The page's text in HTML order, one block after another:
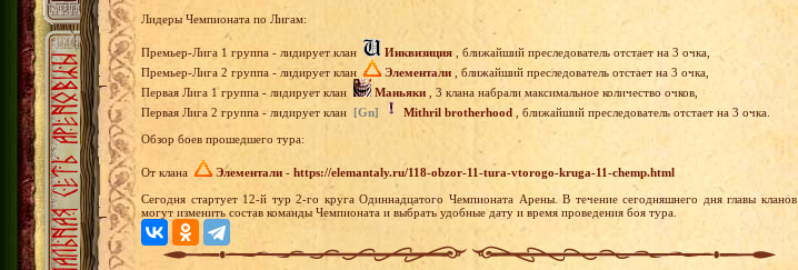
Лидеры Чемпионата по Лигам:
Премьер-Лига 1 группа - лидирует клан Инквизиция , ближайший преследователь отстает на 3 очка,
Премьер-Лига 2 группа - лидирует клан
Элементали , ближайший преследователь отстает на 3 очка,
Первая Лига 1 группа - лидирует клан
Маньяки , 3 клана набрали максимальное количество очков,
Первая Лига 2 группа - лидирует клан [Gn] Mithril brotherhood , ближайший преследователь отстает на 3 очка.
Обзор боев прошедшего тура:
От клана Элементали - https://elemantaly.ru/118-obzor-11-tura-vtorogo-kruga-11-chemp.html
Сегодня стартует 12-й тур 2-го круга Одиннадцатого Чемпионата Арены. В течение сегодняшнего дня главы кланов
могут изменить состав команды Чемпионата и выбрать удобные дату и время проведения боя тура.